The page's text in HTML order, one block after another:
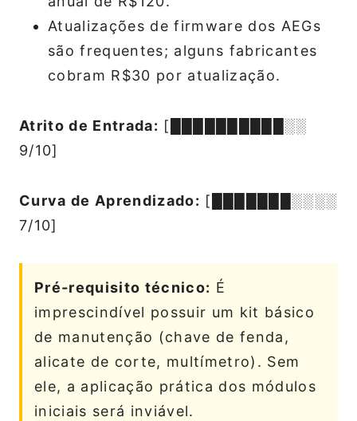
Atualizações de firmware dos AEGs
são frequentes; alguns fabricantes
cobram R$30 por atualização.
Atrito de Entrada: [██████████░░
9/10]
Curva de Aprendizado: [███████░░░░
7/10]
Pré‑requisito técnico: É
imprescindível possuir um kit básico
de manutenção (chave de fenda,
alicate de corte, multímetro). Sem
ele, a aplicação prática dos módulos
iniciais será inviável.